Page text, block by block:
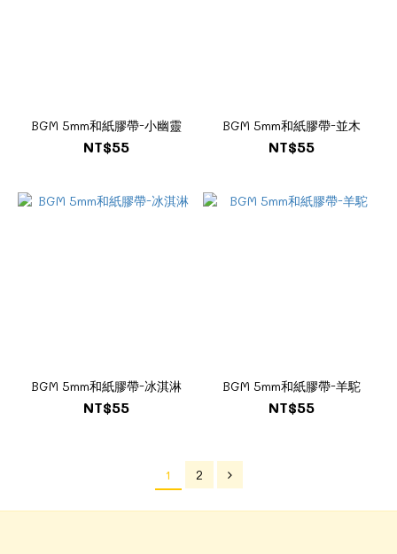
BGM 5mm和紙膠帶-小幽靈
NT$55
BGM 5mm和紙膠帶-並木
NT$55
BGM 5mm和紙膠帶-冰淇淋
NT$55
BGM 5mm和紙膠帶-羊駝
NT$55
1 2